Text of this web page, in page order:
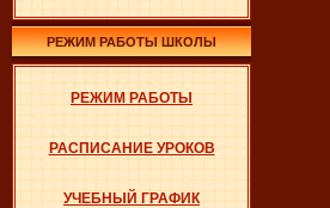
РЕЖИМ РАБОТЫ ШКОЛЫ
РЕЖИМ РАБОТЫ
РАСПИСАНИЕ УРОКОВ
УЧЕБНЫЙ ГРАФИК